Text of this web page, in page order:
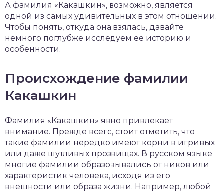
А фамилия «Какашкин», возможно, является
одной из самых удивительных в этом отношении.
Чтобы понять, откуда она взялась, давайте
немного поглубже исследуем ее историю и
особенности.
Происхождение фамилии
Какашкин
Фамилия «Какашкин» явно привлекает
внимание. Прежде всего, стоит отметить, что
такие фамилии нередко имеют корни в игривых
или даже шутливых прозвищах. В русском языке
многие фамилии образовывались от ников или
характеристик человека, исходя из его
внешности или образа жизни. Например, любой